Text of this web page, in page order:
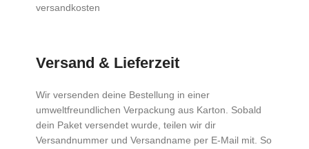
Versand & Lieferzeit
Wir versenden deine Bestellung in einer
umweltfreundlichen Verpackung aus Karton. Sobald
dein Paket versendet wurde, teilen wir dir
Versandnummer und Versandname per E-Mail mit. So